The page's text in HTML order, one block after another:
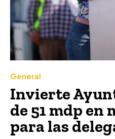
General
Invierte
de 51 mdp en
para las